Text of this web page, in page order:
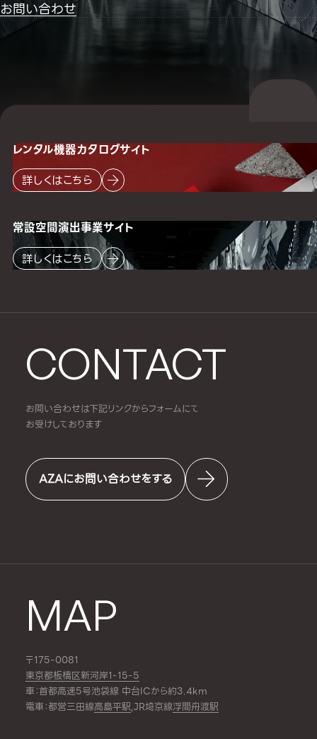
お問い合わせ
CONTACT
お問い合わせは下記リンクからフォームにて
お受けしております
AZAにお問い合わせをする
MAP
〒175-0081
東京都板橋区新河岸1-15-5
車：首都高速5号池袋線 中台ICから約3.4km
電車：都営三田線高島平駅,JR埼京線浮間舟渡駅
レンタル機器カタログサイト
詳しくはこちら
常設空間演出事業サイト
詳しくはこちら